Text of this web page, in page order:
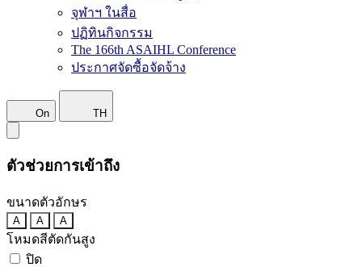
จุฬาฯ ในสื่อ
ปฏิทินกิจกรรม
The 166th ASAIHL Conference
ประกาศจัดซื้อจัดจ้าง
On TH
ตัวช่วยการเข้าถึง
ขนาดตัวอักษร
A A A
โหมดสีตัดกันสูง
ปิด